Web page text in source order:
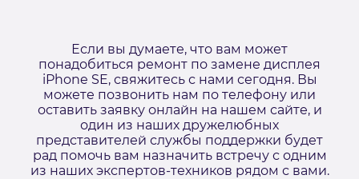
Если вы думаете, что вам может
понадобиться ремонт по замене дисплея
iPhone SE, свяжитесь с нами сегодня. Вы
можете позвонить нам по телефону или
оставить заявку онлайн на нашем сайте, и
один из наших дружелюбных
представителей службы поддержки будет
рад помочь вам назначить встречу с одним
из наших экспертов-техников рядом с вами.